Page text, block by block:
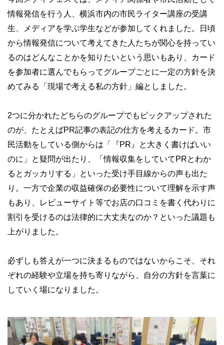
情報発信を行う人、横浜市内の市民ライター講座の受講
生、メディアを学ぶ学生などが参加してくれました。日頃
から情報発信について考えてきた人たちが関心を持ってい
るのはどんなことかを知りたいという思いもあり、カード
を参加者に選んでもらってグループごとに一定の方針を決
めてみる「現場で考える私の方針」編としました。
2つに分かれたどちらのグループでもピックアップされた
のが、たとえばPR記事の表記の仕方を考えるカード。市
民活動をしている側からは「『PR』と大きく書けばいい
のに」と疑問が出たり、「情報収集をしていてPRとわか
るとガッカリする」といった受け手目線からの声も出た
り。一方で企業の収益確保の必要性について理解を示す声
もあり、レビューサイト等でお店の口コミを書く代わりに
割引を受けるのは法律的に大丈夫なのか？といった議題も
上がりました。
必ずしも答えが一つに決まるものではないからこそ、それ
ぞれの経験や立場を持ち寄りながら、自分の方針を言葉に
していく場になりました。